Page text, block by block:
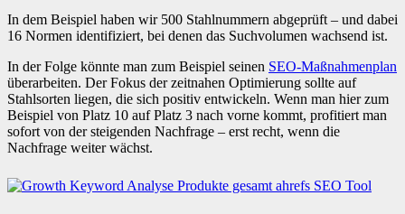
In dem Beispiel haben wir 500 Stahlnummern abgeprüft – und dabei
16 Normen identifiziert, bei denen das Suchvolumen wachsend ist.
In der Folge könnte man zum Beispiel seinen SEO-Maßnahmenplan
überarbeiten. Der Fokus der zeitnahen Optimierung sollte auf
Stahlsorten liegen, die sich positiv entwickeln. Wenn man hier zum
Beispiel von Platz 10 auf Platz 3 nach vorne kommt, profitiert man
sofort von der steigenden Nachfrage – erst recht, wenn die
Nachfrage weiter wächst.